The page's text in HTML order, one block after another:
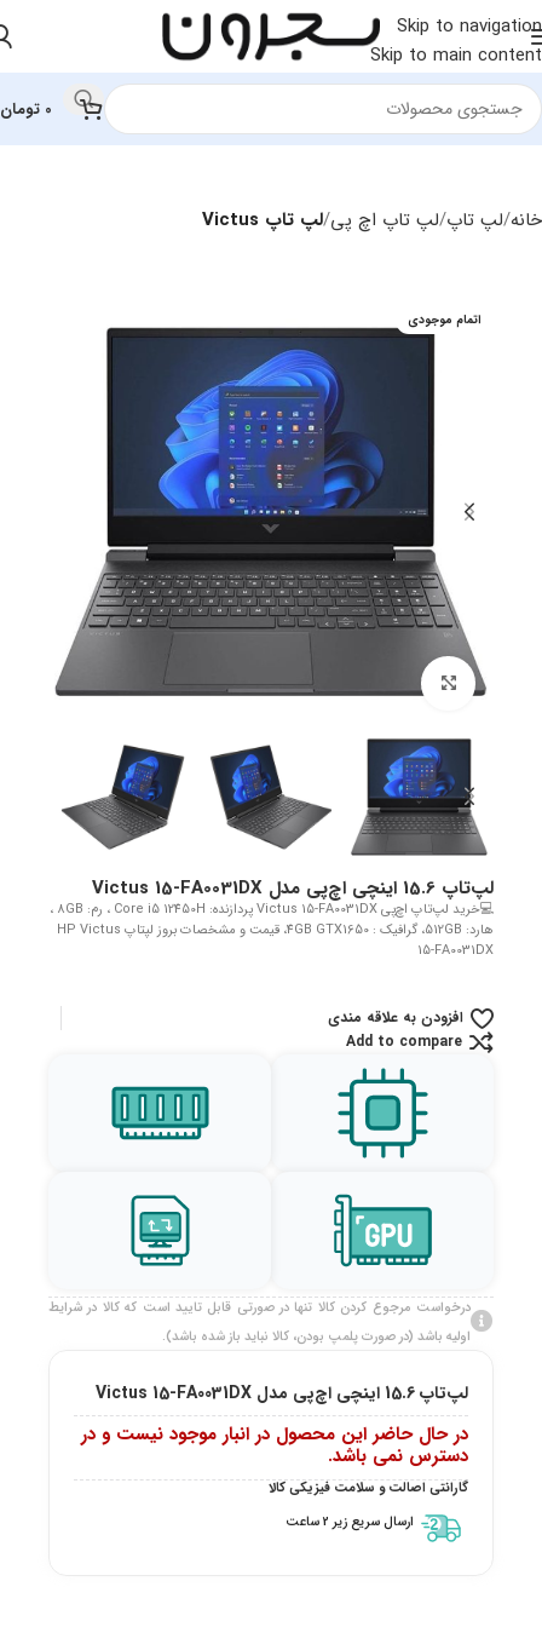
Skip to navigation
Skip to main content
0 تومان
خانه لپ تاپ لپ تاپ اچ‌ پی لپ تاپ Victus
اتمام موجودی
بزرگنمایی تصویر
لپ‌تاپ 15.6 اینچی اچ‌پی مدل Victus 15-FA0031DX
💻خرید لپ‌تاپ اچ‌پی Victus 15-FA0031DX پردازنده: Core i5 12450H ، رم: 8GB ،
هارد: 512GB، گرافیک : 4GB GTX1650، قیمت و مشخصات بروز لپتاپ HP Victus
15-FA0031DX
افزودن به علاقه مندی
Add to compare
درخواست مرجوع کردن کالا تنها در صورتی قابل تایید است که کالا در شرایط
اولیه باشد (در صورت پلمپ بودن، کالا نباید باز شده باشد).
لپ‌تاپ 15.6 اینچی اچ‌پی مدل Victus 15-FA0031DX
در حال حاضر این محصول در انبار موجود نیست و در
دسترس نمی باشد.
گارانتی اصالت و سلامت فیزیکی کالا
ارسال سریع زیر 2 ساعت